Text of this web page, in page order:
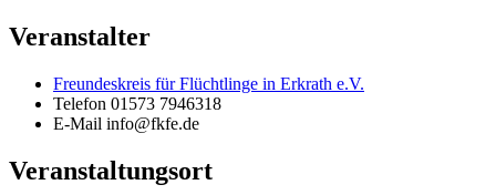
Veranstalter
Freundeskreis für Flüchtlinge in Erkrath e.V.
Telefon 01573 7946318
E-Mail info@fkfe.de
Veranstaltungsort